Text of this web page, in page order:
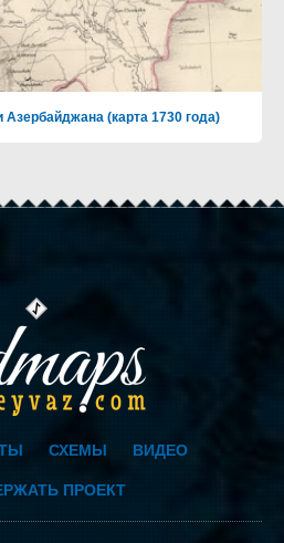
Азербайджана (карта 1730 года)
СХЕМЫ ВИДЕО
ПРОЕКТ